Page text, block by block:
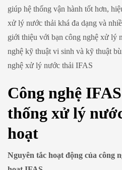
giúp hệ thống vận hành tốt hơn,
xử lý nước thải khá đa dạng và
giới thiệu với bạn công nghệ xử lý
nghệ kỹ thuật vi sinh và kỹ thuật
nghệ xử lý nước thải IFAS
Công nghệ
thống xử lý
hoạt
Nguyên tắc hoạt động của công